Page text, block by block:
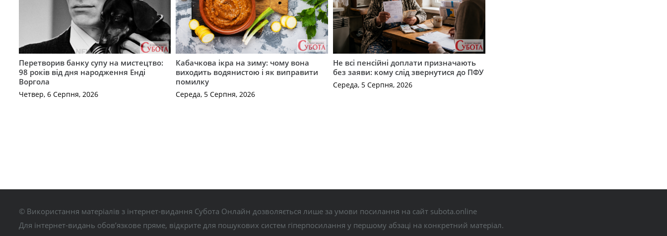
Перетворив банку супу на мистецтво:
98 років від дня народження Енді
Воргола
Четвер, 6 Серпня, 2026
Кабачкова ікра на зиму: чому вона
виходить водянистою і як виправити
помилку
Середа, 5 Серпня, 2026
Не всі пенсійні доплати призначають
без заяви: кому слід звернутися до ПФУ
Середа, 5 Серпня, 2026
© Використання матеріалів з інтернет-видання Субота Онлайн дозволяється лише за умови посилання на сайт subota.online
Для інтернет-видань обов’язкове пряме, відкрите для пошукових систем гіперпосилання у першому абзаці на конкретний матеріал.